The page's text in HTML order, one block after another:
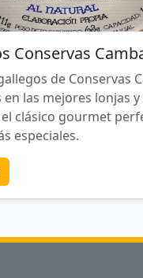
Conservas
de Conservas
las mejores lonjas
clásico gourmet
especiales.